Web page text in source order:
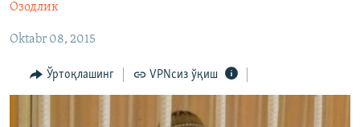
ўтинг
ИЖТИМОИЙ ТАРМОҚЛАР
Озодлик
Oktabr 08, 2015
Ўртоқлашинг VPNсиз ўқиш